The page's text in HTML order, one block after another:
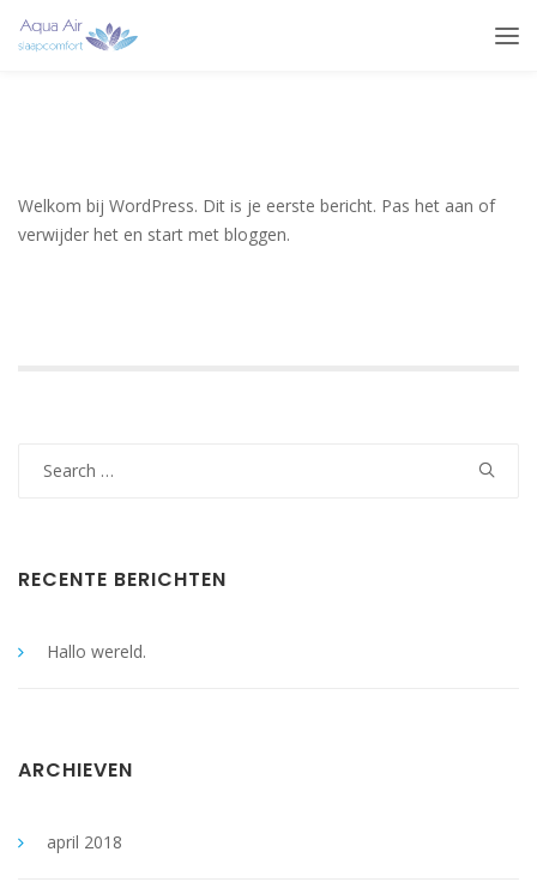
Welkom bij WordPress. Dit is je eerste bericht. Pas het aan of
verwijder het en start met bloggen.
RECENTE BERICHTEN
Hallo wereld.
ARCHIEVEN
april 2018